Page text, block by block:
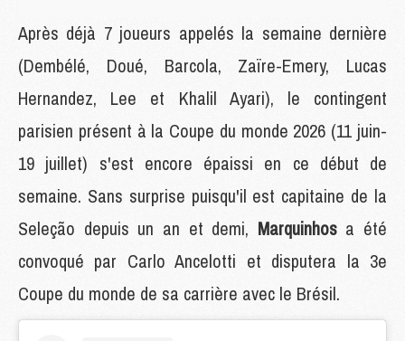
Après déjà 7 joueurs appelés la semaine dernière
(Dembélé, Doué, Barcola, Zaïre-Emery, Lucas
Hernandez, Lee et Khalil Ayari), le contingent
parisien présent à la Coupe du monde 2026 (11 juin-
19 juillet) s'est encore épaissi en ce début de
semaine. Sans surprise puisqu'il est capitaine de la
Seleção depuis un an et demi, Marquinhos a été
convoqué par Carlo Ancelotti et disputera la 3e
Coupe du monde de sa carrière avec le Brésil.